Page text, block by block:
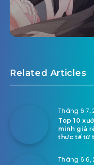
Related Articles
Tháng 6 7,
Top 10
minh giá
thực tế từ
Tháng 6 6,